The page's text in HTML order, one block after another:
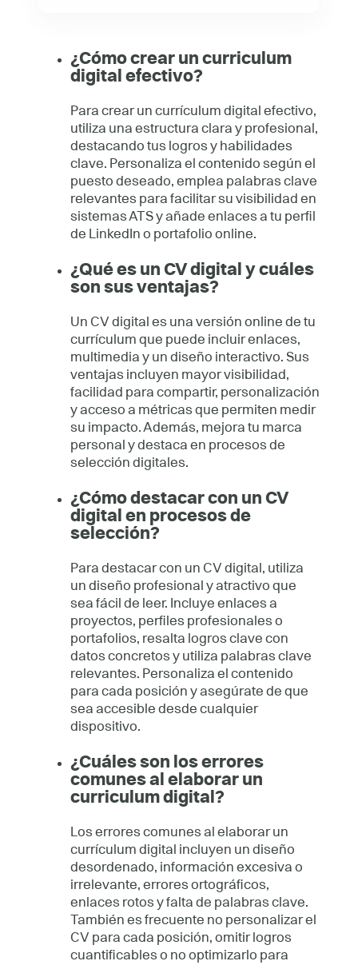
¿Cómo crear un curriculum
digital efectivo?
Para crear un currículum digital efectivo,
utiliza una estructura clara y profesional,
destacando tus logros y habilidades
clave. Personaliza el contenido según el
puesto deseado, emplea palabras clave
relevantes para facilitar su visibilidad en
sistemas ATS y añade enlaces a tu perfil
de LinkedIn o portafolio online.
¿Qué es un CV digital y cuáles
son sus ventajas?
Un CV digital es una versión online de tu
currículum que puede incluir enlaces,
multimedia y un diseño interactivo. Sus
ventajas incluyen mayor visibilidad,
facilidad para compartir, personalización
y acceso a métricas que permiten medir
su impacto. Además, mejora tu marca
personal y destaca en procesos de
selección digitales.
¿Cómo destacar con un CV
digital en procesos de
selección?
Para destacar con un CV digital, utiliza
un diseño profesional y atractivo que
sea fácil de leer. Incluye enlaces a
proyectos, perfiles profesionales o
portafolios, resalta logros clave con
datos concretos y utiliza palabras clave
relevantes. Personaliza el contenido
para cada posición y asegúrate de que
sea accesible desde cualquier
dispositivo.
¿Cuáles son los errores
comunes al elaborar un
curriculum digital?
Los errores comunes al elaborar un
currículum digital incluyen un diseño
desordenado, información excesiva o
irrelevante, errores ortográficos,
enlaces rotos y falta de palabras clave.
También es frecuente no personalizar el
CV para cada posición, omitir logros
cuantificables o no optimizarlo para